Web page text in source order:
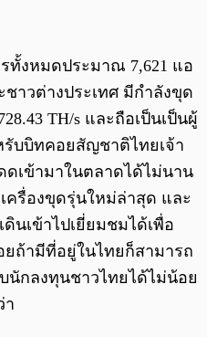
ทั้งหมดประมาณ 7,621 แอ
าวต่างประเทศ มีกำลังขุด
TH/s และถือเป็นเป็นผู้
รับบิทคอยสัญชาติไทยเจ้า
ดเข้ามาในตลาดได้ไม่นาน
ครื่องขุดรุ่นใหม่ล่าสุด และ
นเข้าไปเยี่ยมชมได้เพื่อ
ถ้ามีที่อยู่ในไทยก็สามารถ
นักลงทุนชาวไทยได้ไม่น้อย
า